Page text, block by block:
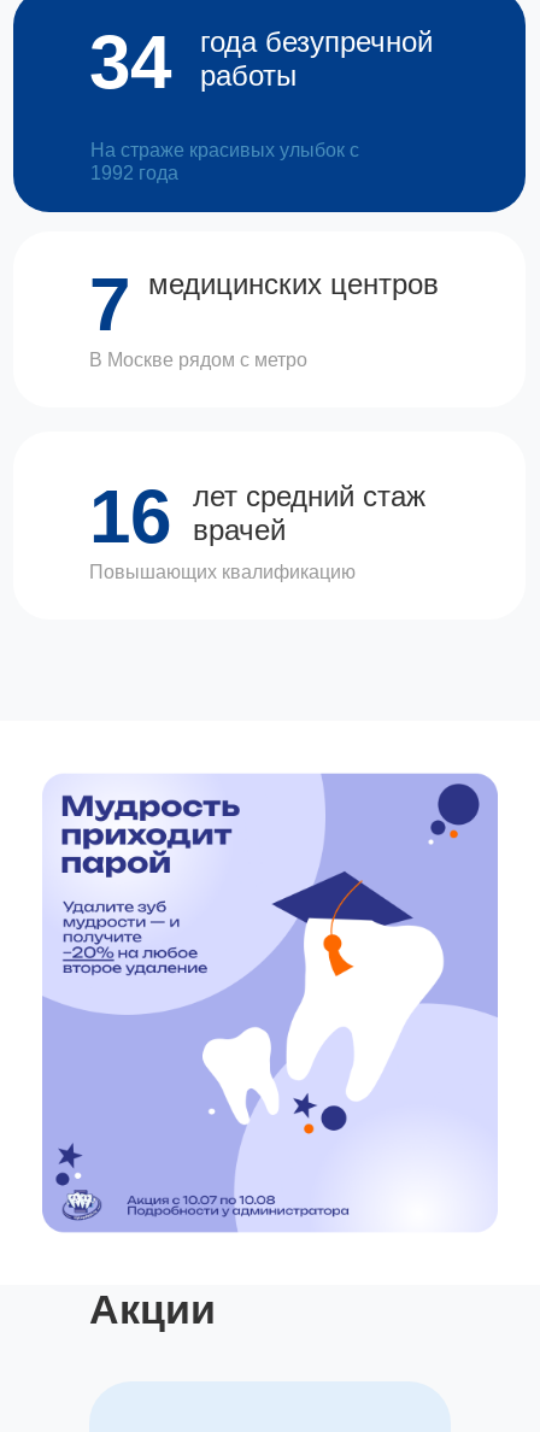
34
года безупречной
работы
На страже красивых улыбок с
1992 года
7 медицинских центров
В Москве рядом с метро
16
лет средний стаж
врачей
Повышающих квалификацию
Акции